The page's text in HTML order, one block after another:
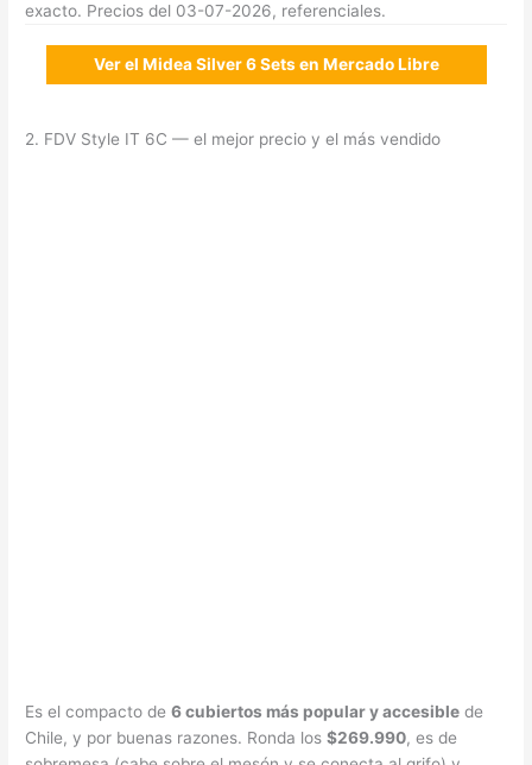
exacto. Precios del 03-07-2026, referenciales.
Ver el Midea Silver 6 Sets en Mercado Libre
2. FDV Style IT 6C — el mejor precio y el más vendido
Es el compacto de6 cubiertos más popular y accesible de
Chile, y por buenas razones. Ronda los$269.990, es de